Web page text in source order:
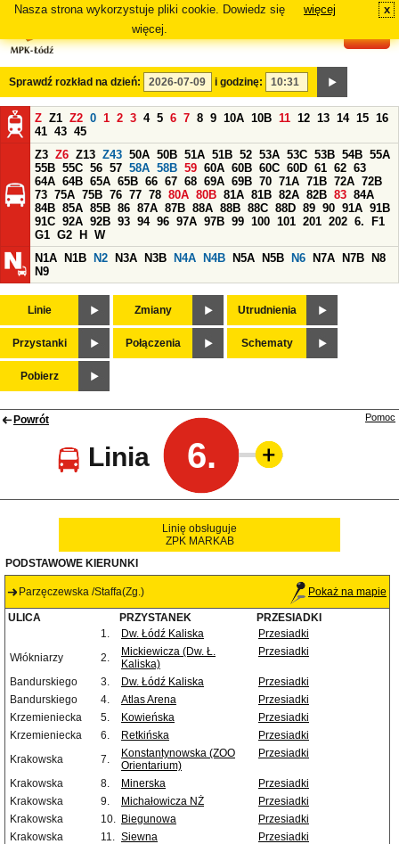
Nasza strona wykorzystuje pliki cookie. Dowiedz się
więcej.
więcej x
Sprawdź rozkład na dzień: i godzinę:
Z Z1 Z2 0 1 2 3 4 5 6 7 8 9 10A 10B 11 12 13 14 15 16
41 43 45
Z3 Z6 Z13 Z43 50A 50B 51A 51B 52 53A 53C 53B 54B 55A
55B 55C 56 57 58A 58B 59 60A 60B 60C 60D 61 62 63
64A 64B 65A 65B 66 67 68 69A 69B 70 71A 71B 72A 72B
73 75A 75B 76 77 78 80A 80B 81A 81B 82A 82B 83 84A
84B 85A 85B 86 87A 87B 88A 88B 88C 88D 89 90 91A 91B
91C 92A 92B 93 94 96 97A 97B 99 100 101 201 202 6.
F1
G1 G2 H
W
N1A
N1B N2 N3A N3B N4A N4B N5A N5B N6 N7A N7B
N8
N9
Linie Zmiany Utrudnienia
Przystanki Połączenia Schematy
Pobierz
Powrót
Linia 6.
Pomoc
Linię obsługuje
ZPK MARKAB
PODSTAWOWE KIERUNKI
Parzęczewska /Staffa(Zg.) Pokaż na mapie
ULICA PRZYSTANEK
PRZESIADKI
1.
Dw. Łódź Kaliska
Przesiadki
Włókniarzy
2.
Mickiewicza (Dw. Ł.
Kaliska)
Przesiadki
Bandurskiego 3. Dw. Łódź Kaliska
Przesiadki
Bandurskiego
4. Atlas Arena
Przesiadki
Krzemieniecka
5. Kowieńska
Przesiadki
Krzemieniecka
6. Retkińska
Przesiadki
Krakowska
7.
Konstantynowska (ZOO
Orientarium)
Przesiadki
Krakowska 8. Minerska
Przesiadki
Krakowska
9. Michałowicza NŻ
Przesiadki
Krakowska
10. Biegunowa
Przesiadki
Krakowska
11. Siewna
Przesiadki